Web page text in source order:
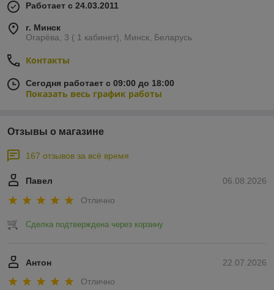
Работает с 24.03.2011
г. Минск
Огарёва, 3 ( 1 кабинет), Минск, Беларусь
Контакты
Сегодня работает с 09:00 до 18:00
Показать весь график работы
Отзывы о магазине
167 отзывов за всё время
06.08.2026
Павел
Отлично
Сделка подтверждена через корзину
22.07.2026
Антон
Отлично